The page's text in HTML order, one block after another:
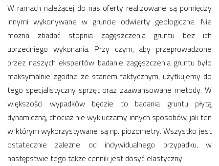
W ramach należącej do nas oferty realizowane są pomiędzy
innymi wykonywane w gruncie odwierty geologiczne. Nie
można zbadać stopnia zagęszczenia gruntu bez ich
uprzedniego wykonania. Przy czym, aby przeprowadzone
przez naszych ekspertów badanie zagęszczenia gruntu było
maksymalnie zgodne ze stanem faktycznym, użytkujemy do
tego specjalistyczny sprzęt oraz zaawansowane metody. W
większości wypadków będzie to badania gruntu płytą
dynamiczną, chociaż nie wykluczamy innych sposobów, jak ten
w którym wykorzystywane są np. piozometry. Wszystko jest
ostatecznie zależne od indywidualnego przypadku, w
następstwie tego także cennik jest dosyć elastyczny.